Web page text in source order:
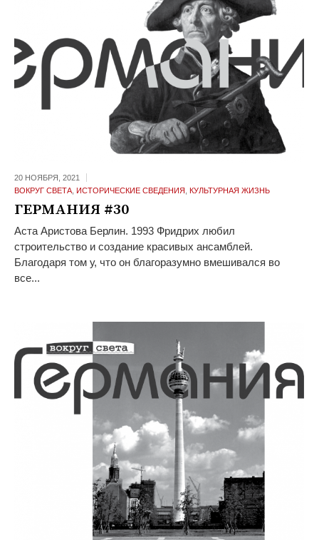
20 НОЯБРЯ, 2021
ВОКРУГ СВЕТА, ИСТОРИЧЕСКИЕ СВЕДЕНИЯ КУЛЬТУРНАЯ ЖИЗНЬ
ГЕРМАНИЯ #30
Аста Аристова Берлин. 1993 Фридрих любил
строительство и создание красивых ансамблей.
Благодаря том у, что он благоразумно вмешивался во
все...